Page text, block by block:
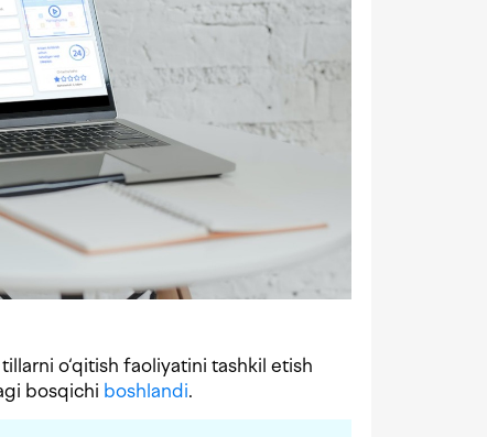
o‘qitish faoliyatini tashkil etish
bosqichi boshlandi.